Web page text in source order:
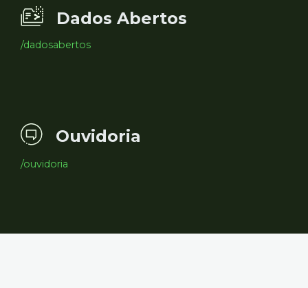
Dados Abertos
/dadosabertos
Ouvidoria
/ouvidoria